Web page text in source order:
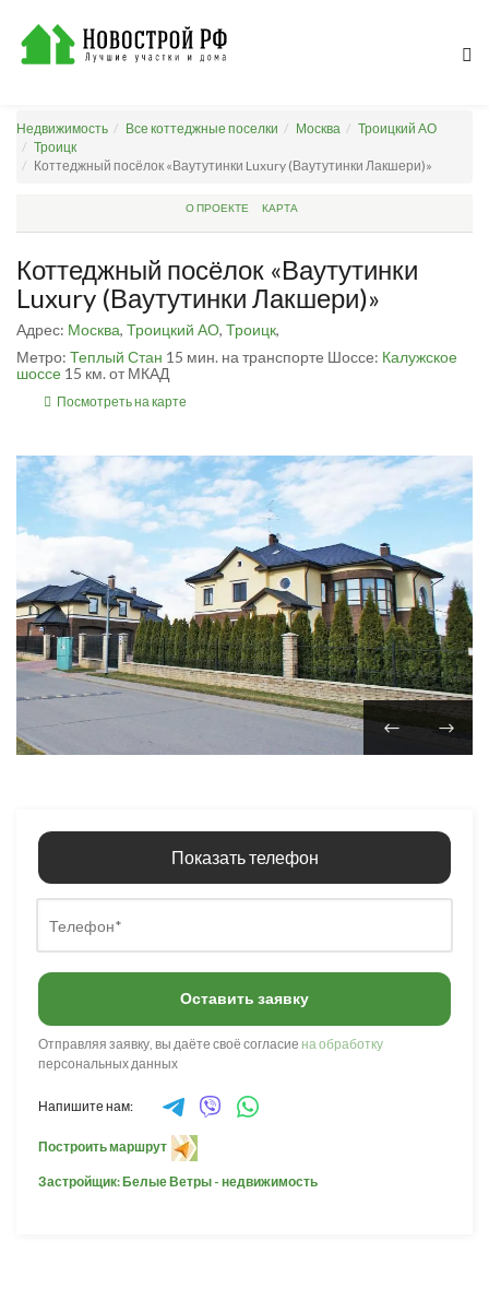
Недвижимость Все коттеджные поселки Москва
Троицкий АО
Троицк
Коттеджный посёлок «Ваутутинки Luxury (Ваутутинки Лакшери)»
О ПРОЕКТЕ КАРТА
Коттеджный посёлок «Ваутутинки
Luxury (Ваутутинки Лакшери)»
Адрес: Москва, Троицкий АО, Троицк,
Метро: Теплый Стан 15 мин. на транспорте Шоссе: Калужское
шоссе 15 км. от МКАД
Посмотреть на карте
Показать телефон
Оставить заявку
Отправляя заявку, вы даёте своё согласие на обработку
персональных данных
Напишите нам:
Построить маршрут
Застройщик: Белые Ветры - недвижимость